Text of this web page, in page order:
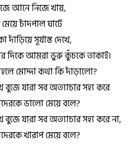
আনে নিজে খায়,
মেয়ে চাঁদপাল ঘাটে
দাঁড়িয়ে সূর্যাস্ত দেখে,
দিকে আমরা ভুরু কুঁচকে তাকাই।
মোদ্দা কথা কি দাঁড়ালো?
বুজে যারা সব অত্যাচার সহ্য করে
ভালো মেয়ে বলে?
বুজে যারা সব অত্যাচার সহ্য করে না,
খারাপ মেয়ে বলে?